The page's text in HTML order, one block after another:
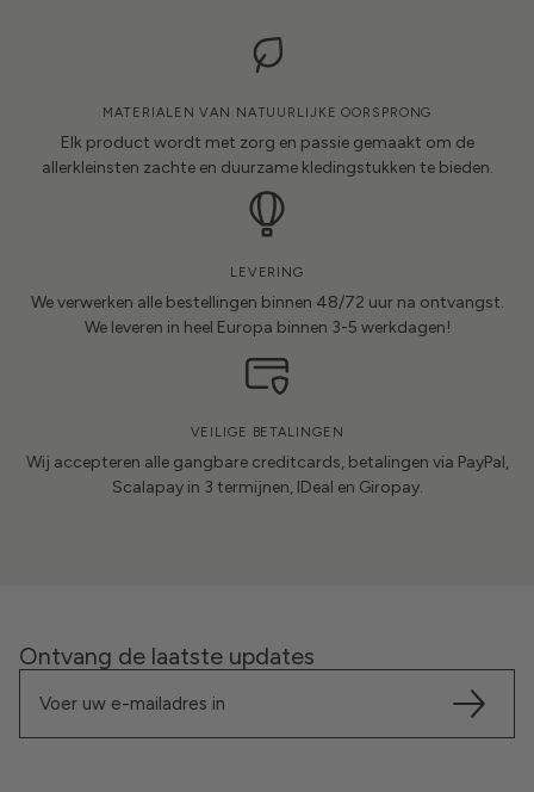
MATERIALEN VAN NATUURLIJKE OORSPRONG
Elk product wordt met zorg en passie gemaakt om de
allerkleinsten zachte en duurzame kledingstukken te bieden.
LEVERING
We verwerken alle bestellingen binnen 48/72 uur na ontvangst.
We leveren in heel Europa binnen 3-5 werkdagen!
VEILIGE BETALINGEN
Wij accepteren alle gangbare creditcards, betalingen via PayPal,
Scalapay in 3 termijnen, IDeal en Giropay.
Ontvang de laatste updates